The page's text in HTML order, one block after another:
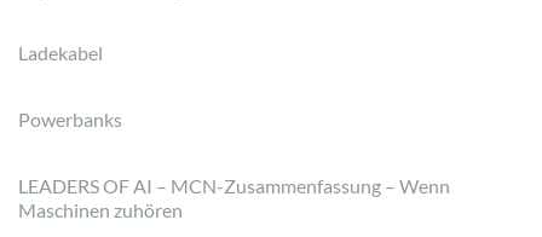
Ladekabel
Powerbanks
LEADERS OF AI – MCN-Zusammenfassung – Wenn
Maschinen zuhören